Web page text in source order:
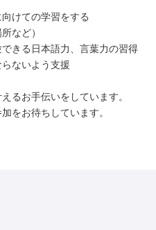
けての学習をする
など）
きる日本語力、言葉力の習得
ないよう支援
るお手伝いをしています。
をお待ちしています。